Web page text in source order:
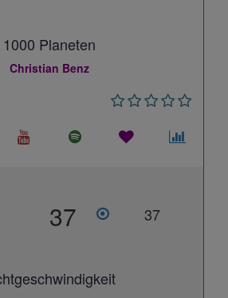
1000 Planeten
Christian Benz
37 37